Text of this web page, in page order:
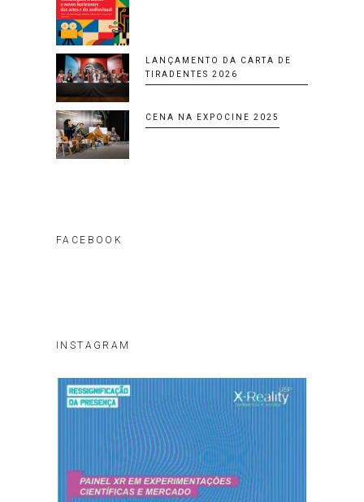
LANÇAMENTO DA CARTA DE
TIRADENTES 2026
CENA NA EXPOCINE 2025
FACEBOOK
INSTAGRAM